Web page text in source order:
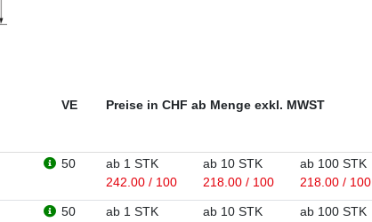
VE Preise in CHF ab Menge exkl. MWST
50
ab 1 STK
242.00 / 100
ab 10 STK
218.00 / 100
ab 100 STK
218.00 / 100
50
ab 1 STK
ab 10 STK
ab 100 STK